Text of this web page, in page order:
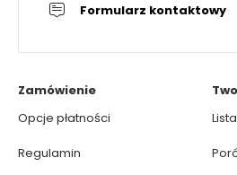
Formularz kontaktowy
Zamówienie
Opcje płatności
Regulamin